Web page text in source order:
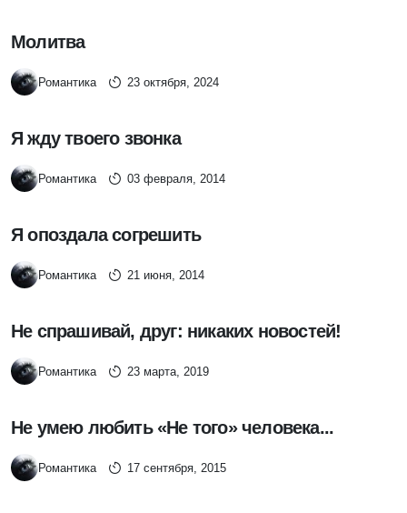
Молитва
Романтика 23 октября, 2024
Я жду твоего звонка
Романтика 03 февраля, 2014
Я опоздала согрешить
Романтика 21 июня, 2014
Не спрашивай, друг: никаких новостей!
Романтика 23 марта, 2019
Не умею любить «Не того» человека...
Романтика 17 сентября, 2015